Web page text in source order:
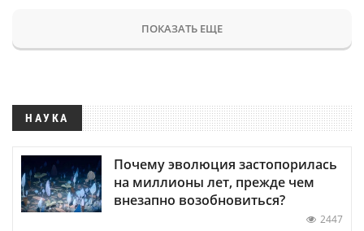
ПОКАЗАТЬ ЕЩЕ
НАУКА
Почему эволюция застопорилась
на миллионы лет, прежде чем
внезапно возобновиться?
2447